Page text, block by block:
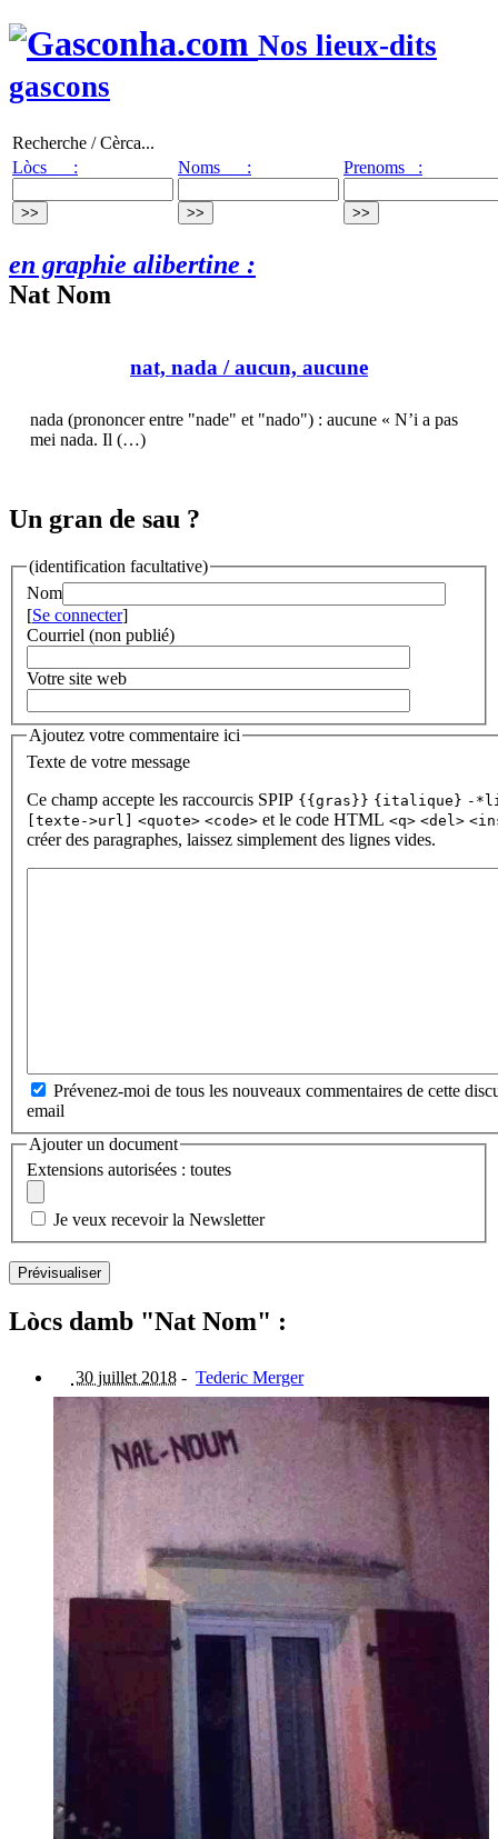
Nos lieux-dits
gascons
Recherche / Cèrca...
Lòcs :
Noms : Prenoms :
en graphie alibertine :
Nat Nom
nat, nada / aucun, aucune
nada (prononcer entre "nade" et "nado") : aucune « N’i a pas
mei nada. Il (…)
Un gran de sau ?
(identification facultative)
Nom
[Se connecter]
Courriel (non publié)
Votre site web
Ajoutez votre commentaire ici
Texte de votre message
Ce champ accepte les raccourcis SPIP {{gras}} {italique} -
[texte->url] <quote> <code> et le code HTML <q> <del>
créer des paragraphes, laissez simplement des lignes vides.
Prévenez-moi de tous les nouveaux commentaires de cette
email
Ajouter un document
Extensions autorisées : toutes
Je veux recevoir la Newsletter
Lòcs damb "Nat Nom" :
30 juillet 2018 - Tederic Merger